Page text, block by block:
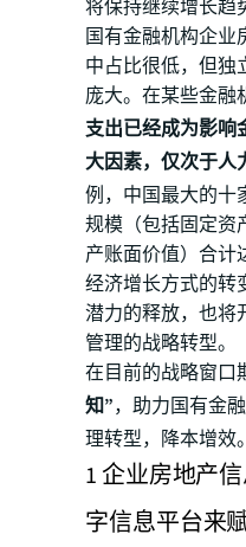
将保持继续增长趋
国有金融机构企业
中占比很低，但独
庞大。在某些金融
支出已经成为影响
大因素，仅次于人
例，中国最大的十
规模（包括固定资
产账面价值）合计
经济增长方式的转
潜力的释放，也将
管理的战略转型。
在目前的战略窗口
知”，助力国有金
理转型，降本增效。
1 企业房地产
字信息平台来